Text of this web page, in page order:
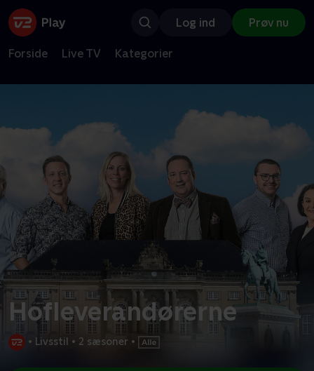
Log ind Prøv nu
Forside Live TV Kategorier
Hofleverandørerne
• Livsstil • 2 sæsoner •